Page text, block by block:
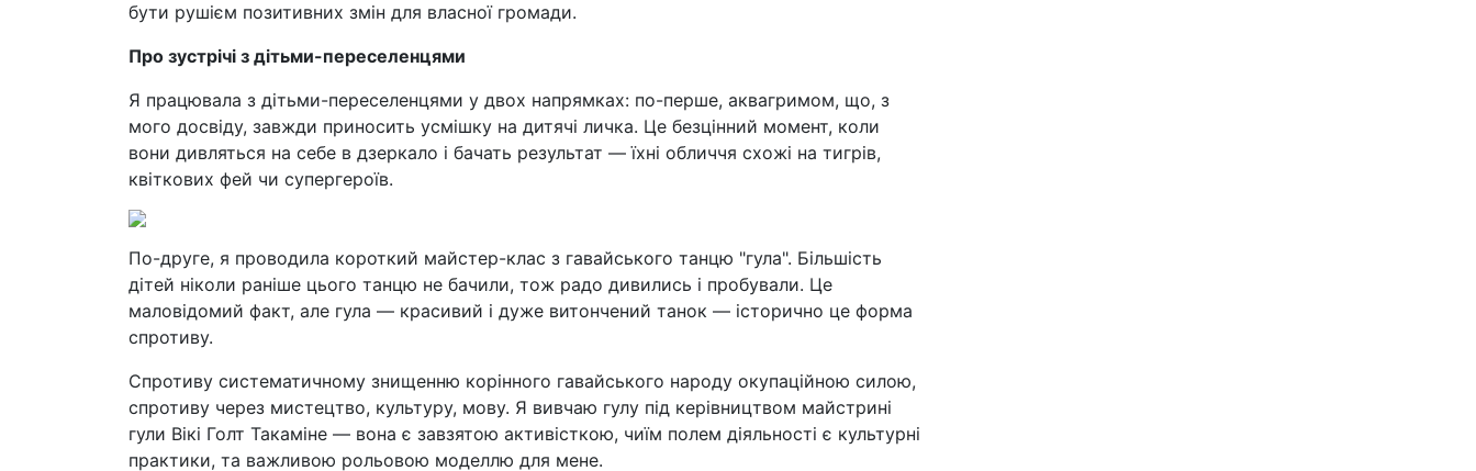
бути рушієм позитивних змін для власної громади.
Про зустрічі з дітьми-переселенцями
Я працювала з дітьми-переселенцями у двох напрямках: по-перше, аквагримом, що, з
мого досвіду, завжди приносить усмішку на дитячі личка. Це безцінний момент, коли
вони дивляться на себе в дзеркало і бачать результат — їхні обличчя схожі на тигрів,
квіткових фей чи супергероїв.
По-друге, я проводила короткий майстер-клас з гавайського танцю "гула". Більшість
дітей ніколи раніше цього танцю не бачили, тож радо дивились і пробували. Це
маловідомий факт, але гула — красивий і дуже витончений танок — історично це форма
спротиву.
Спротиву систематичному знищенню корінного гавайського народу окупаційною силою,
спротиву через мистецтво, культуру, мову. Я вивчаю гулу під керівництвом майстрині
гули Вікі Голт Такаміне — вона є завзятою активісткою, чиїм полем діяльності є культурні
практики, та важливою рольовою моделлю для мене.